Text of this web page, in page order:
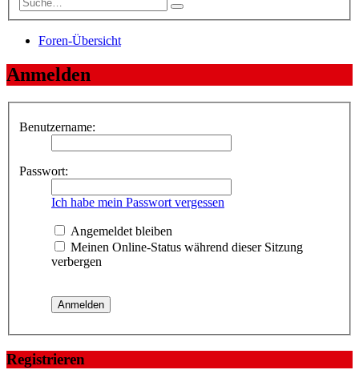
Foren-Übersicht
Anmelden
Benutzername:
Passwort:
Ich habe mein Passwort vergessen
Angemeldet bleiben
Meinen Online-Status während dieser Sitzung
verbergen
Registrieren